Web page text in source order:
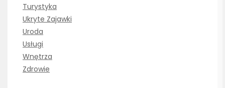
Turystyka
Ukryte Zajawki
Uroda
Usługi
Wnętrza
Zdrowie